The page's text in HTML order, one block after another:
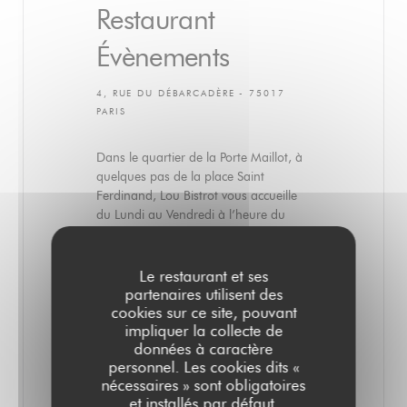
Le restaurant et ses
partenaires utilisent des
cookies sur ce site, pouvant
impliquer la collecte de
données à caractère
personnel. Les cookies dits «
nécessaires » sont obligatoires
et installés par défaut.
Restaurant
Évènements
4, RUE DU DÉBARCADÈRE - 75017
PARIS
Dans le quartier de la Porte Maillot, à
quelques pas de la place Saint
Ferdinand, Lou Bistrot vous accueille
du Lundi au Vendredi à l’heure du
composé de meubles et d’objets
chinés, notre chef vous propose une
cuisine de saison authentique et
généreuse. L'ardoise est remaniée
chaque semaine en fonction du
marché et de ses inspirations. Elle est
accompagnée d'un semainier de